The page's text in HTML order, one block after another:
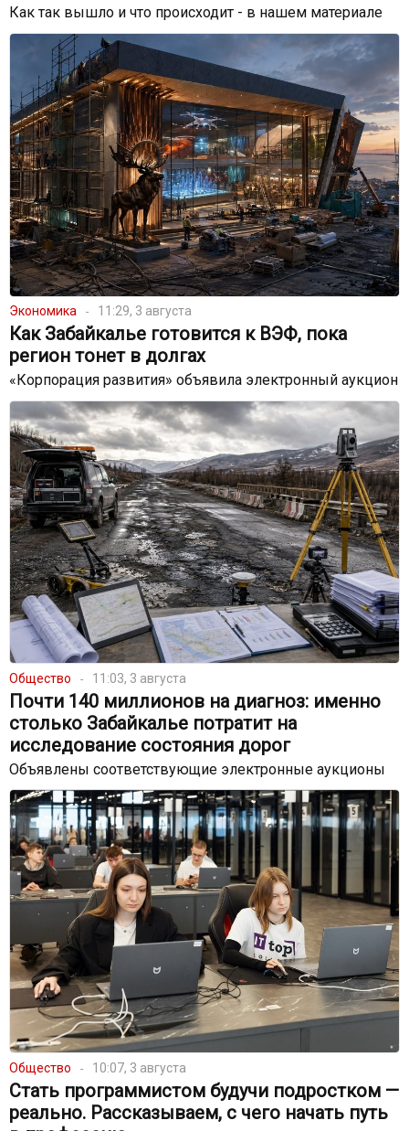
Как так вышло и что происходит - в нашем материале
Экономика 11:29, 3 августа
Как Забайкалье готовится к ВЭФ, пока
регион тонет в долгах
«Корпорация развития» объявила электронный аукцион
Общество 11:03, 3 августа
Почти 140 миллионов на диагноз: именно
столько Забайкалье потратит на
исследование состояния дорог
Объявлены соответствующие электронные аукционы
Общество 10:07, 3 августа
Стать программистом будучи подростком —
реально. Рассказываем, с чего начать путь